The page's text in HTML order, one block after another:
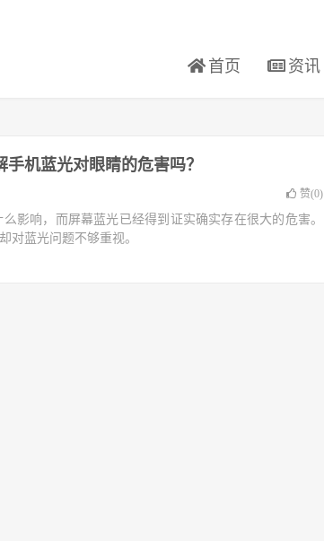
首页 资讯
机蓝光对眼睛的危害吗？
赞(0)
影响，而屏幕蓝光已经得到证实确实存在很大的危害。
对蓝光问题不够重视。